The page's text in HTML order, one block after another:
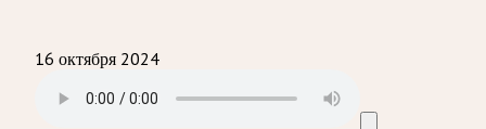
16 октября 2024